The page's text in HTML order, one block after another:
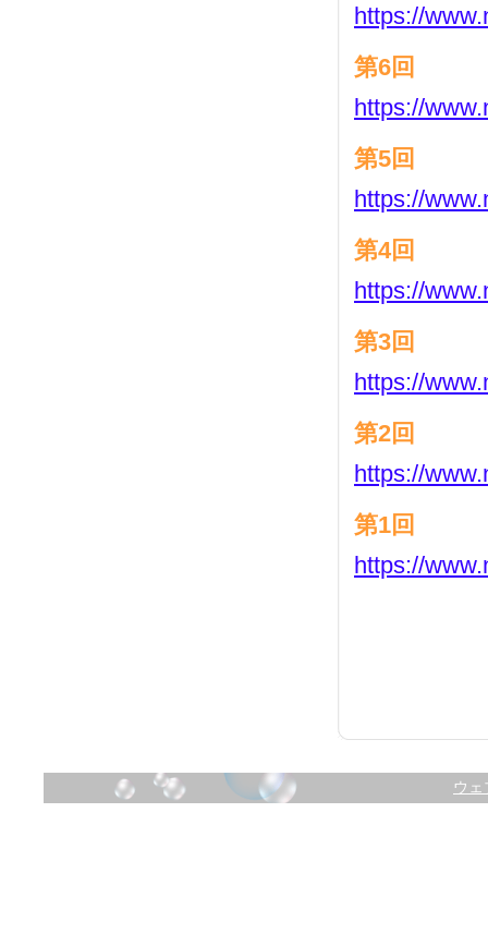
https://
第6回
https://
第5回
https://
第4回
https://
第3回
https://
第2回
https://
第1回
https://
ウ